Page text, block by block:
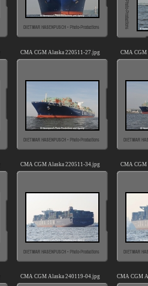
CMA CGM Alaska 220511-27.jpg CMA CGM
CMA CGM Alaska 220511-34.jpg CMA CGM
CMA CGM Alaska 240119-04.jpg CMA CGM